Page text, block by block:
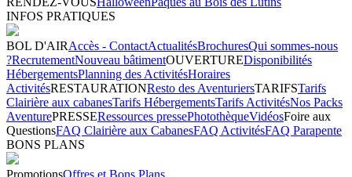
INFOS PRATIQUES
BOL D'AIRAccès - ContactActualitésBrochuresQui sommes-nous
?RecrutementNouveau bâtimentOUVERTUREDisponibilités
HébergementsPlanning des ActivitésHoraires
ActivitésRESTAURATIONResto des AventuriersTARIFSTarifs
Clairière aux cabanesTarifs HébergementsTarifs ActivitésNos Packs
AventurePRESSERessources pressePhotothèqueVidéosFoire aux
QuestionsFAQ Clairière aux CabanesFAQ ActivitésFAQ Parapente
BONS PLANS
PromotionsOffres et Bons Plans